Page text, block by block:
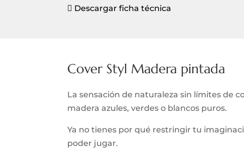
 Descargar ficha técnica
Cover Styl Madera pintada
La sensación de naturaleza sin límites de
madera azules, verdes o blancos puros.
Ya no tienes por qué restringir tu
poder jugar.